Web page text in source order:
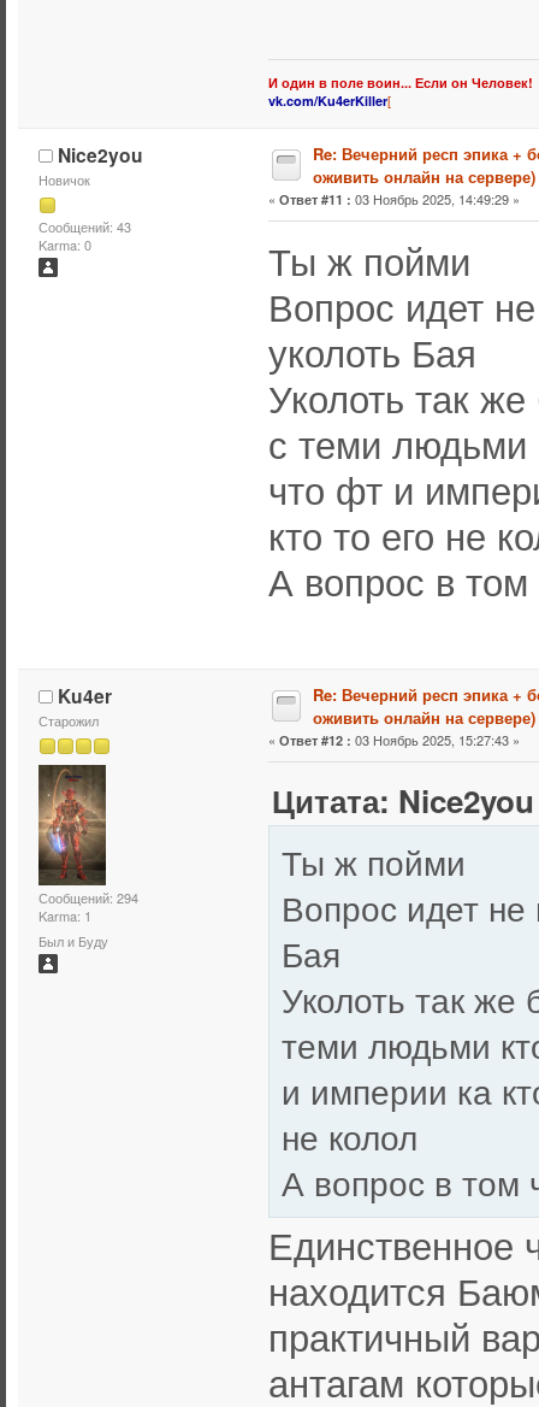
И один в поле воин... Если он Человек!
vk.com/Ku4erKiller[
Nice2you
Новичок
Сообщений: 43
Karma: 0
Re: Вечерний респ эпика +
оживить онлайн на сервере)
« Ответ #11 : 03 Ноябрь 2025, 14:49:29 »
Ты ж пойми
Вопрос идет
уколоть Бая
Уколоть так
с теми
что фт и
кто то его не
А вопрос в
Ku4er
Старожил
Сообщений: 294
Karma: 1
Был и Буду
Re: Вечерний респ эпика +
оживить онлайн на сервере)
« Ответ #12 : 03 Ноябрь 2025, 15:27:43 »
Цитата:
Ты ж пойми
Вопрос идет не
Бая
Уколоть так
теми людьми
и империи ка
не колол
А вопрос в том
Единственное
находится
практичный
антагам